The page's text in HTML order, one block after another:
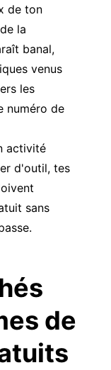
de ton
la
banal,
venus
les
numéro de
activité
d'outil, tes
sans
de